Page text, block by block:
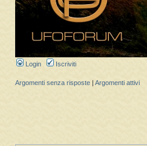
Login Iscriviti
Argomenti senza risposte Argomenti attivi